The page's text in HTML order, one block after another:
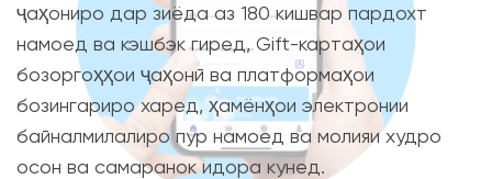
ҷаҳониро дар зиёда аз 180 кишвар пардохт
намоед ва кэшбэк гиред, Gift-картаҳои
бозоргоҳҳои ҷаҳонӣ ва платформаҳои
бозингариро харед, ҳамёнҳои электронии
байналмилалиро пур намоед ва молияи худро
осон ва самаранок идора кунед.